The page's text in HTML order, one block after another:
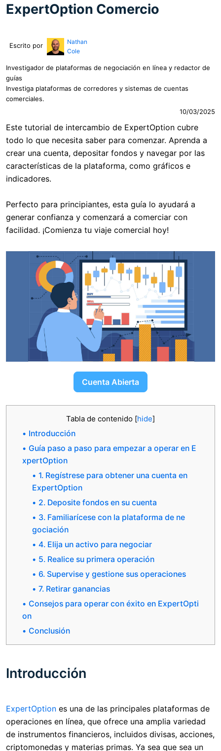
ExpertOption Comercio
Escrito por
Nathan
Cole
Investigador de plataformas de negociación en línea y redactor de
guías
Investiga plataformas de corredores y sistemas de cuentas
comerciales.
10/03/2025
Este tutorial de intercambio de ExpertOption cubre
todo lo que necesita saber para comenzar. Aprenda a
crear una cuenta, depositar fondos y navegar por las
características de la plataforma, como gráficos e
indicadores.
Perfecto para principiantes, esta guía lo ayudará a
generar confianza y comenzará a comerciar con
facilidad. ¡Comienza tu viaje comercial hoy!
Cuenta Abierta
Tabla de contenido [hide]
Introducción
Guía paso a paso para empezar a operar en E
xpertOption
1. Regístrese para obtener una cuenta en
ExpertOption
2. Deposite fondos en su cuenta
3. Familiarícese con la plataforma de ne
gociación
4. Elija un activo para negociar
5. Realice su primera operación
6. Supervise y gestione sus operaciones
7. Retirar ganancias
Consejos para operar con éxito en ExpertOpti
on
Conclusión
Introducción
ExpertOption es una de las principales plataformas de
operaciones en línea, que ofrece una amplia variedad
de instrumentos financieros, incluidos divisas, acciones,
criptomonedas y materias primas. Ya sea que sea un